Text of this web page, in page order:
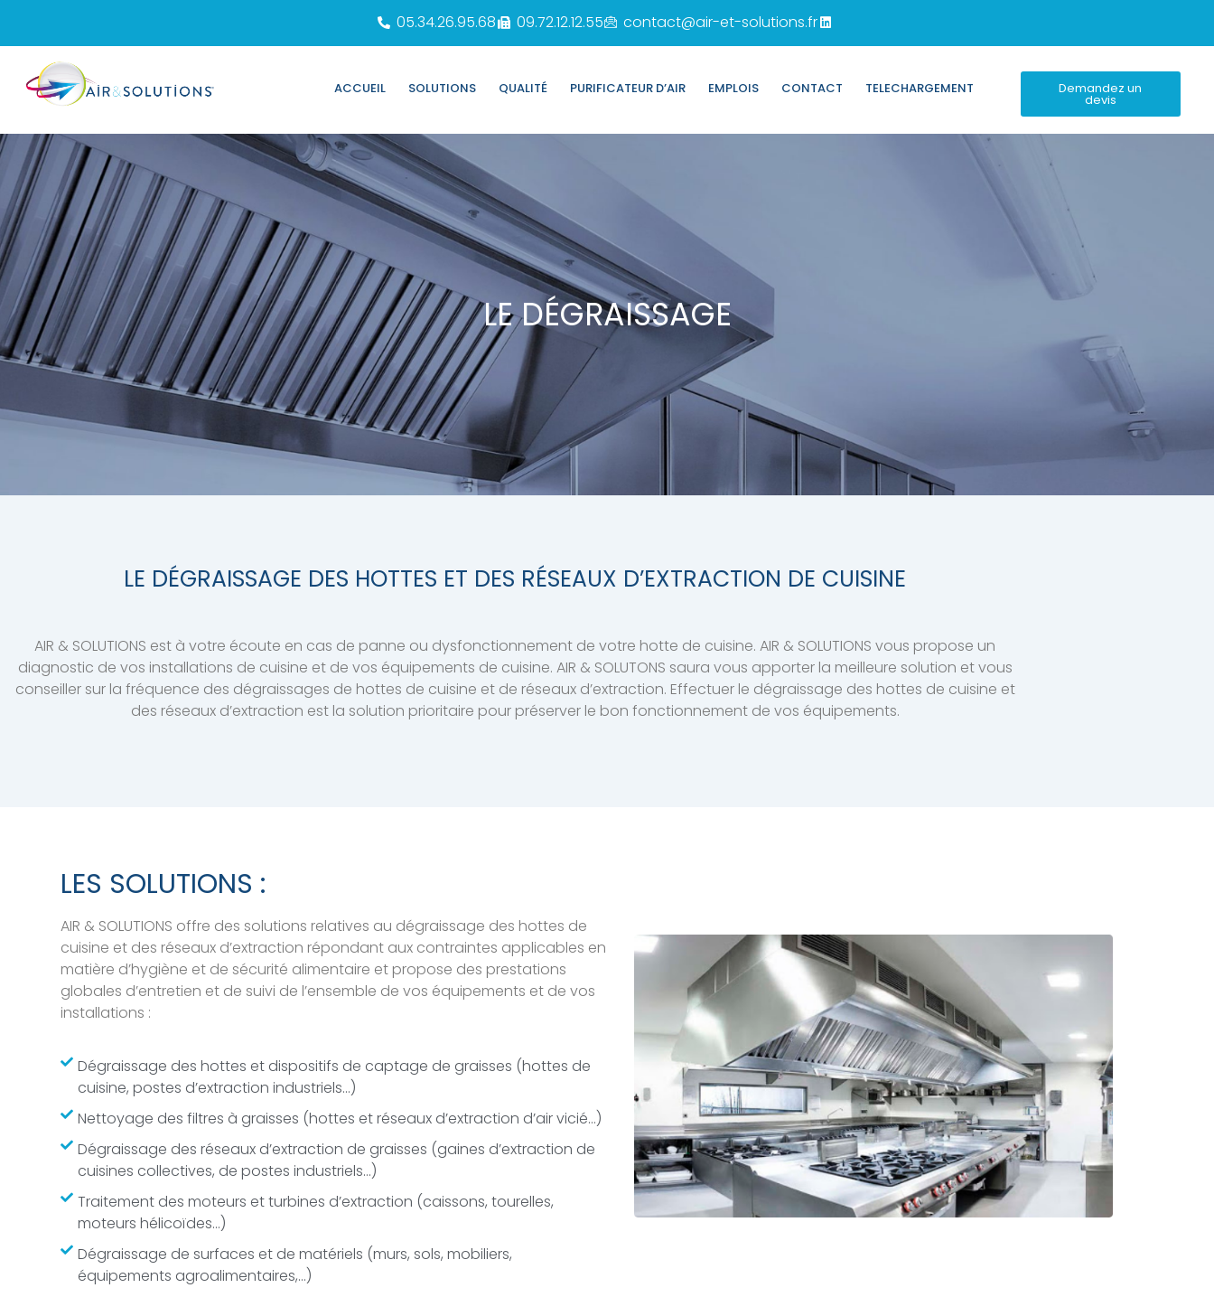
05.34.26.95.68 09.72.12.12.55 contact@air-et-solutions.fr
ACCUEIL SOLUTIONS QUALITÉ PURIFICATEUR D’AIR EMPLOIS CONTACT TELECHARGEMENT Demandez un
devis
LE DÉGRAISSAGE
LE DÉGRAISSAGE DES HOTTES ET DES RÉSEAUX D’EXTRACTION DE CUISINE
AIR & SOLUTIONS est à votre écoute en cas de panne ou dysfonctionnement de votre hotte de cuisine. AIR & SOLUTIONS vous propose un
diagnostic de vos installations de cuisine et de vos équipements de cuisine. AIR & SOLUTONS saura vous apporter la meilleure solution et vous
conseiller sur la fréquence des dégraissages de hottes de cuisine et de réseaux d’extraction. Effectuer le dégraissage des hottes de cuisine et
des réseaux d’extraction est la solution prioritaire pour préserver le bon fonctionnement de vos équipements.
LES SOLUTIONS :
AIR & SOLUTIONS offre des solutions relatives au dégraissage des hottes de
cuisine et des réseaux d’extraction répondant aux contraintes applicables en
matière d’hygiène et de sécurité alimentaire et propose des prestations
globales d’entretien et de suivi de l’ensemble de vos équipements et de vos
installations :
Dégraissage des hottes et dispositifs de captage de graisses (hottes de
cuisine, postes d’extraction industriels…)
Nettoyage des filtres à graisses (hottes et réseaux d’extraction d’air vicié…)
Dégraissage des réseaux d’extraction de graisses (gaines d’extraction de
cuisines collectives, de postes industriels…)
Traitement des moteurs et turbines d’extraction (caissons, tourelles,
moteurs hélicoïdes…)
Dégraissage de surfaces et de matériels (murs, sols, mobiliers,
équipements agroalimentaires,…)